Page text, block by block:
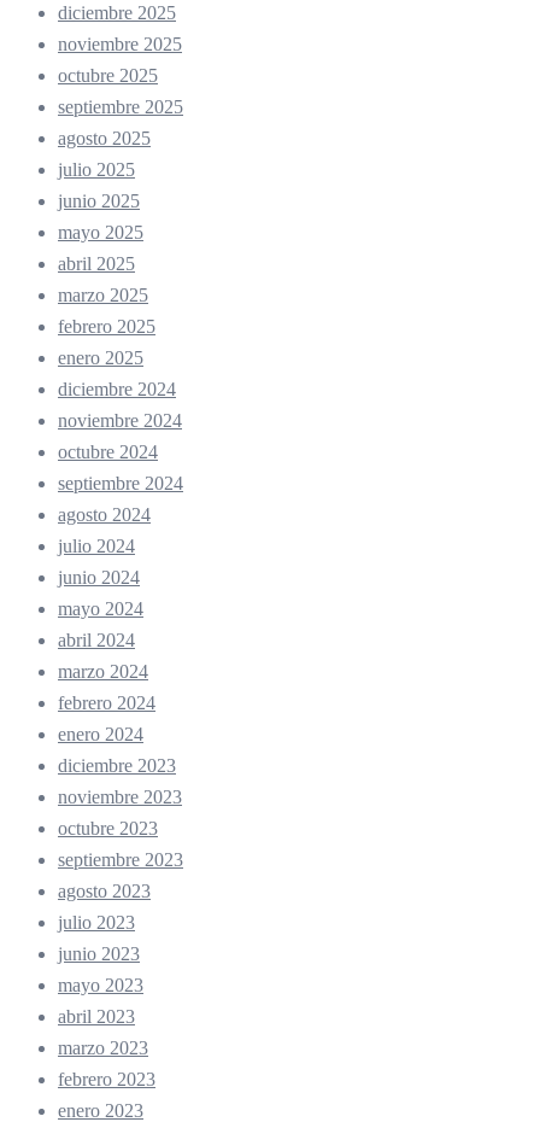
diciembre 2025
noviembre 2025
octubre 2025
septiembre 2025
agosto 2025
julio 2025
junio 2025
mayo 2025
abril 2025
marzo 2025
febrero 2025
enero 2025
diciembre 2024
noviembre 2024
octubre 2024
septiembre 2024
agosto 2024
julio 2024
junio 2024
mayo 2024
abril 2024
marzo 2024
febrero 2024
enero 2024
diciembre 2023
noviembre 2023
octubre 2023
septiembre 2023
agosto 2023
julio 2023
junio 2023
mayo 2023
abril 2023
marzo 2023
febrero 2023
enero 2023